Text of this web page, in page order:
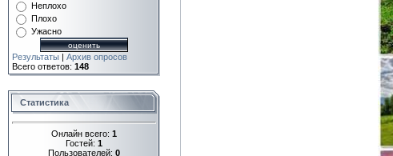
Неплохо
Плохо
Ужасно
Результаты | Архив опросов
Всего ответов: 148
Статистика
Онлайн всего: 1
Гостей: 1
Пользователей: 0